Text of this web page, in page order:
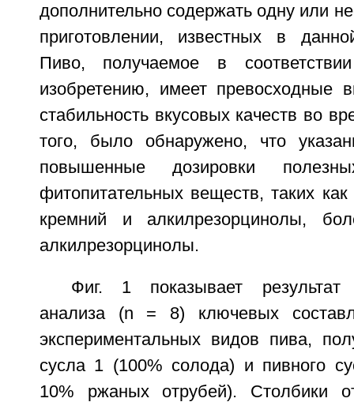
дополнительно содержать одну или
приготовлении, известных в
Пиво, получаемое в
изобретению, имеет превосходные
стабильность вкусовых качеств во
того, было обнаружено, что
повышенные дозировки
фитопитательных веществ, таких
кремний и алкилрезорцинолы,
алкилрезорцинолы.
Фиг. 1 показывает результат
анализа (n = 8) ключевых
экспериментальных видов пива,
сусла 1 (100% солода) и пивного
10% ржаных отрубей). Столбики